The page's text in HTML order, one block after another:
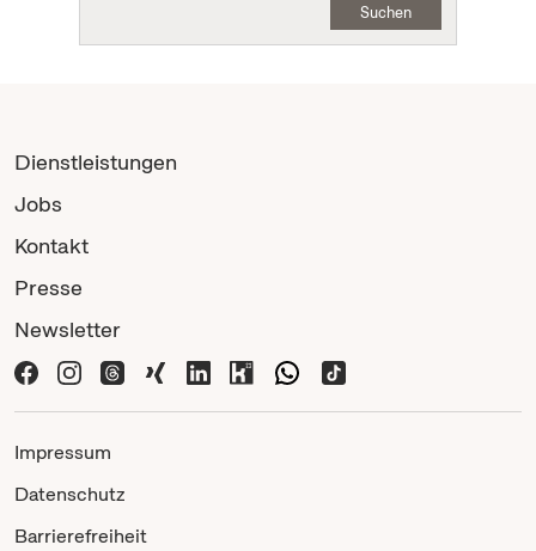
Suchen
Dienstleistungen
Jobs
Kontakt
Presse
Newsletter
Impressum
Datenschutz
Barrierefreiheit